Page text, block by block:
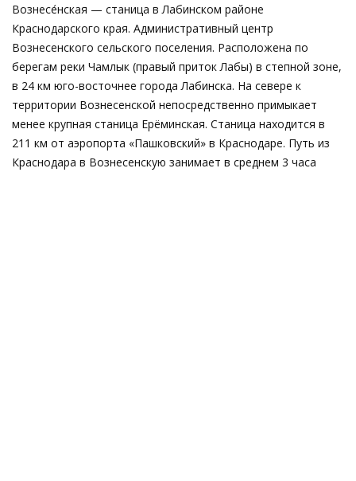
Вознесе́нская — станица в Лабинском районе
Краснодарского края. Административный центр
Вознесенского сельского поселения. Расположена по
берегам реки Чамлык (правый приток Лабы) в степной зоне,
в 24 км юго-восточнее города Лабинска. На севере к
территории Вознесенской непосредственно примыкает
менее крупная станица Ерёминская. Станица находится в
211 км от аэропорта «Пашковский» в Краснодаре. Путь из
Краснодара в Вознесенскую занимает в среднем 3 часа